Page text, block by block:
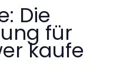
Die
für
kaufe